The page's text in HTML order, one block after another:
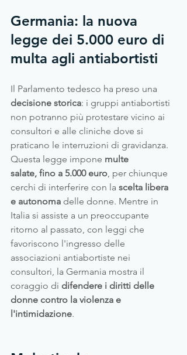
Germania: la nuova
legge dei 5.000 euro di
multa agli antiabortisti
Il Parlamento tedesco ha preso una
decisione storica: i gruppi antiabortisti
non potranno più protestare vicino ai
consultori e alle cliniche dove si
praticano le interruzioni di gravidanza.
Questa legge impone multe
salate, fino a 5.000 euro, per chiunque
cerchi di interferire con la scelta libera
e autonoma delle donne. Mentre in
Italia si assiste a un preoccupante
ritorno al passato, con leggi che
favoriscono l'ingresso delle
associazioni antiabortiste nei
consultori, la Germania mostra il
coraggio di difendere i diritti delle
donne contro la violenza e
l'intimidazione.